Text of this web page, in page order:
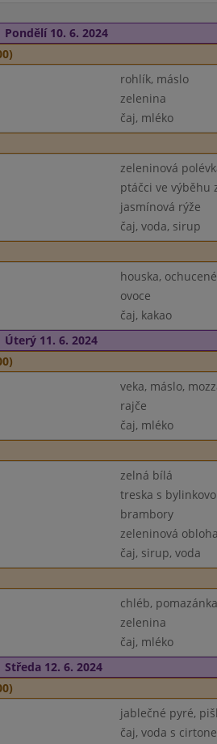
Pondělí 10. 6. 2024
rohlík, máslo
zelenina
čaj, mléko
zeleninová
ptáčci ve výběhu
jasmínová rýže
čaj, voda, sirup
houska,
ovoce
čaj, kakao
Úterý 11. 6. 2024
veka, máslo,
rajče
čaj, mléko
zelná bílá
treska s
brambory
zeleninová
čaj, sirup, voda
chléb,
zelenina
čaj, mléko
Středa 12. 6. 2024
jablečné pyré,
čaj, voda s